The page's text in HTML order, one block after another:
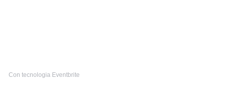
Con tecnologia Eventbrite